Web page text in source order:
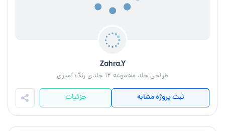
Zahra.Y
طراحی جلد مجموعه ۱۲ جلدی رنگ آمیزی
ثبت پروژه مشابه جزئیات